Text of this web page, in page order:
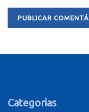
Categorias